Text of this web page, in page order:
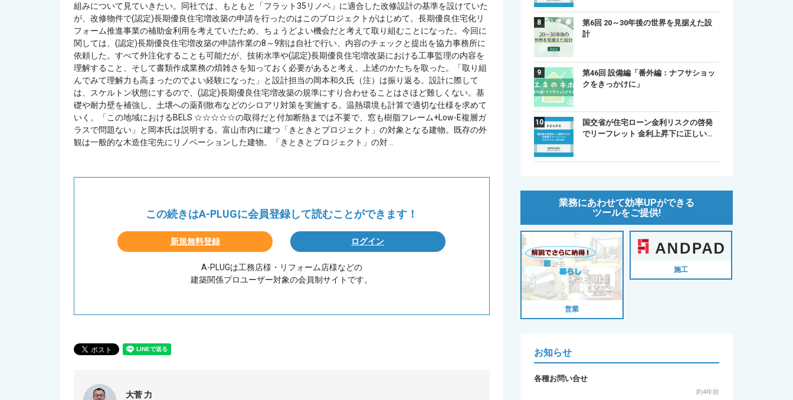
組みについて見ていきたい。同社では、もともと「フラット35リノベ」に適合した改修設計の基準を設けていた
が、改修物件で(認定)長期優良住宅増改築の申請を行ったのはこのプロジェクトがはじめて。長期優良住宅化リ
フォーム推進事業の補助金利用を考えていたため、ちょうどよい機会だと考えて取り組むことになった。今回に
関しては、(認定)長期優良住宅増改築の申請作業の8～9割は自社で行い、内容のチェックと提出を協力事務所に
依頼した。すべて外注化することも可能だが、技術水準や(認定)長期優良住宅増改築における工事監理の内容を
理解すること、そして書類作成業務の煩雑さを知っておく必要があると考え、上述のかたちを取った。「取り組
んでみて理解力も高まったのでよい経験になった」と設計担当の岡本和久氏（注）は振り返る。設計に際して
は、スケルトン状態にするので、(認定)長期優良住宅増改築の規準にすり合わせることはさほど難しくない。基
礎や耐力壁を補強し、土壌への薬剤散布などのシロアリ対策を実施する。温熱環境も計算で適切な仕様を求めて
いく。「この地域におけるBELS ☆☆☆☆☆の取得だと付加断熱までは不要で、窓も樹脂フレーム+Low-E複層ガ
ラスで問題ない」と岡本氏は説明する。富山市内に建つ「きときとプロジェクト」の対象となる建物。既存の外
観は一般的な木造住宅先にリノベーションした建物。「きときとプロジェクト」の対 ..
この続きはA-PLUGに会員登録して読むことができます！
新規無料登録 ログイン
A-PLUGは工務店様・リフォーム店様などの
建築関係プロユーザー対象の会員制サイトです。
大菅 力
第6回 20～30年後の世界を見据えた設
計
第46回 設備編「番外編：ナフサショッ
クをきっかけに」
国交省が住宅ローン金利リスクの啓発
でリーフレット 金利上昇下に正しい…
業務にあわせて効率UPができる
ツールをご提供!
営業
施工
お知らせ
各種お問い合せ
約4年前